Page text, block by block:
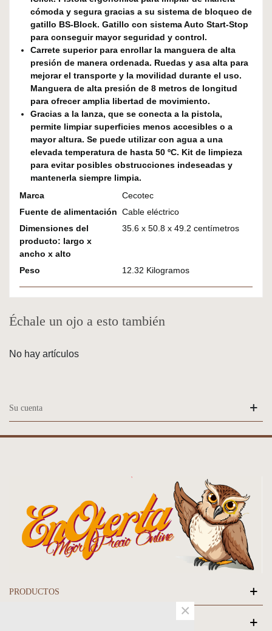
cómoda y segura gracias a su sistema de bloqueo de
gatillo BS-Block. Gatillo con sistema Auto Start-Stop
para conseguir mayor seguridad y control.
Carrete superior para enrollar la manguera de alta
presión de manera ordenada. Ruedas y asa alta para
mejorar el transporte y la movilidad durante el uso.
Manguera de alta presión de 8 metros de longitud
para ofrecer amplia libertad de movimiento.
Gracias a la lanza, que se conecta a la pistola,
permite limpiar superficies menos accesibles o a
mayor altura. Se puede utilizar con agua a una
elevada temperatura de hasta 50 ºC. Kit de limpieza
para evitar posibles obstrucciones indeseadas y
mantenerla siempre limpia.
Marca
Cecotec
Fuente de alimentación Cable eléctrico
Dimensiones del
producto: largo x
ancho x alto
35.6 x 50.8 x 49.2 centímetros
Peso 12.32 Kilogramos
Échale un ojo a esto también
No hay artículos
Su cuenta
PRODUCTOS
×